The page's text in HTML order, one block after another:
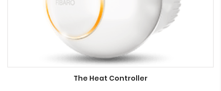
The Heat Controller